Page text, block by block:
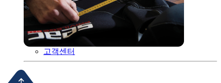
고객센터